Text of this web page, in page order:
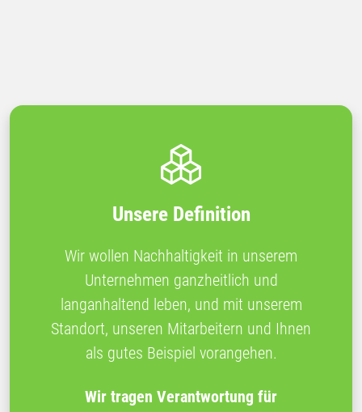
Unsere Definition
Wir wollen Nachhaltigkeit in unserem
Unternehmen ganzheitlich und
langanhaltend leben, und mit unserem
Standort, unseren Mitarbeitern und Ihnen
als gutes Beispiel vorangehen.
Wir tragen Verantwortung für